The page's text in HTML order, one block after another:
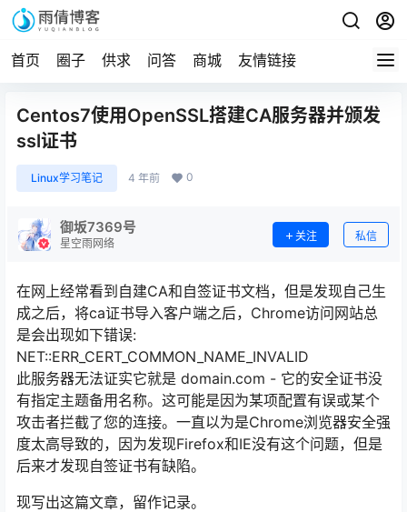
首页 圈子 供求 问答 商城 友情链接
Centos7使用OpenSSL搭建CA服务器并颁发
ssl证书
Linux学习笔记 4 年前 0
御坂7369号
星空雨网络
关注 私信
在网上经常看到自建CA和自签证书文档，但是发现自己生
成之后，将ca证书导入客户端之后，Chrome访问网站总
是会出现如下错误:
NET::ERR_CERT_COMMON_NAME_INVALID
此服务器无法证实它就是 domain.com - 它的安全证书没
有指定主题备用名称。这可能是因为某项配置有误或某个
攻击者拦截了您的连接。一直以为是Chrome浏览器安全强
度太高导致的，因为发现Firefox和IE没有这个问题，但是
后来才发现自签证书有缺陷。
现写出这篇文章，留作记录。